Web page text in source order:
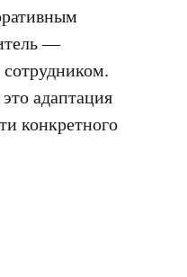
—
сотрудником.
адаптация
конкретного